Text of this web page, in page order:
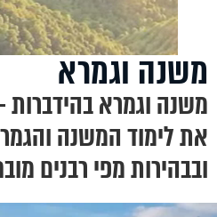
משנה וגמרא
משנה וגמרא בהידברות
את לימוד המשנה
ובבהירות מפי רבנים